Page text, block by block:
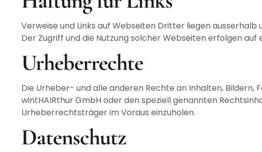
Verweise und Links auf Webseiten Dritter liegen
Der Zugriff und die Nutzung solcher Webseiten erfolgen
Urheberrechte
Die Urheber- und alle anderen Rechte an Inhalten, Bildern,
wintHAIRthur GmbH oder den speziell genannten
Urheberrechtsträger im Voraus einzuholen.
Datenschutz